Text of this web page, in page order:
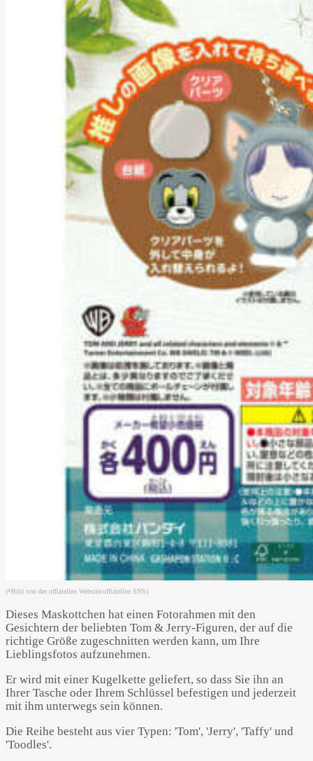
(*Bild von der offiziellen Website/offiziellen SNS)
Dieses Maskottchen hat einen Fotorahmen mit den
Gesichtern der beliebten Tom & Jerry-Figuren, der auf die
richtige Größe zugeschnitten werden kann, um Ihre
Lieblingsfotos aufzunehmen.
Er wird mit einer Kugelkette geliefert, so dass Sie ihn an
Ihrer Tasche oder Ihrem Schlüssel befestigen und jederzeit
mit ihm unterwegs sein können.
Die Reihe besteht aus vier Typen: 'Tom', 'Jerry', 'Taffy' und
'Toodles'.